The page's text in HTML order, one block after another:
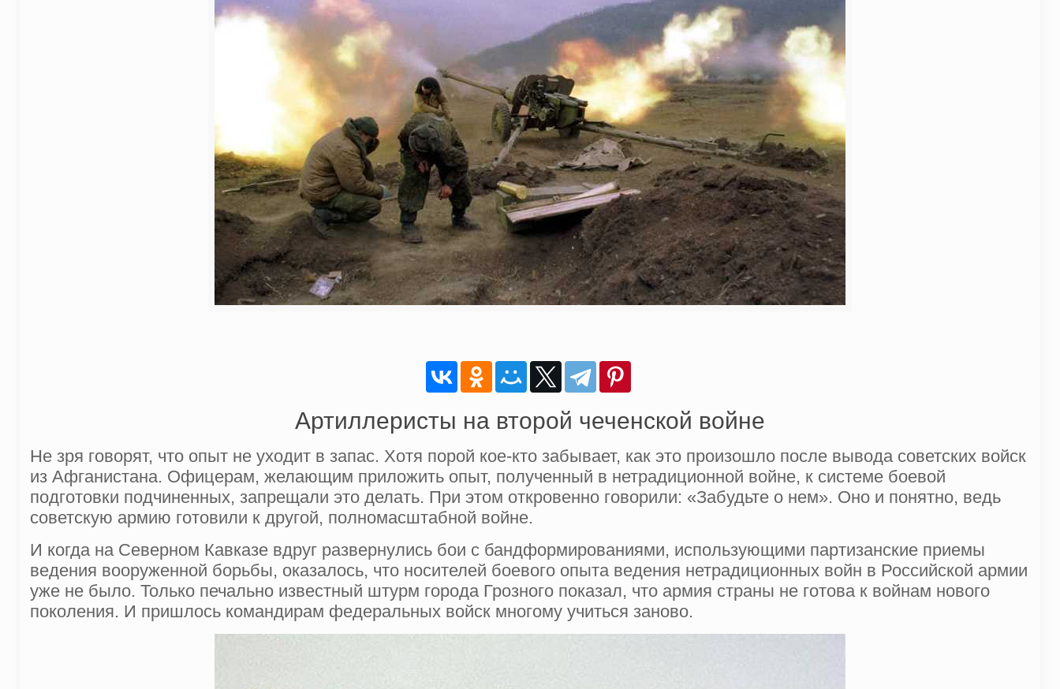
Артиллеристы на второй чеченской войне
Не зря говорят, что опыт не уходит в запас. Хотя порой кое-кто забывает, как это произошло после вывода советских войск
из Афганистана. Офицерам, желающим приложить опыт, полученный в нетрадиционной войне, к системе боевой
подготовки подчиненных, запрещали это делать. При этом откровенно говорили: «Забудьте о нем». Оно и понятно, ведь
советскую армию готовили к другой, полномасштабной войне.
И когда на Северном Кавказе вдруг развернулись бои с бандформированиями, использующими партизанские приемы
ведения вооруженной борьбы, оказалось, что носителей боевого опыта ведения нетрадиционных войн в Российской армии
уже не было. Только печально известный штурм города Грозного показал, что армия страны не готова к войнам нового
поколения. И пришлось командирам федеральных войск многому учиться заново.